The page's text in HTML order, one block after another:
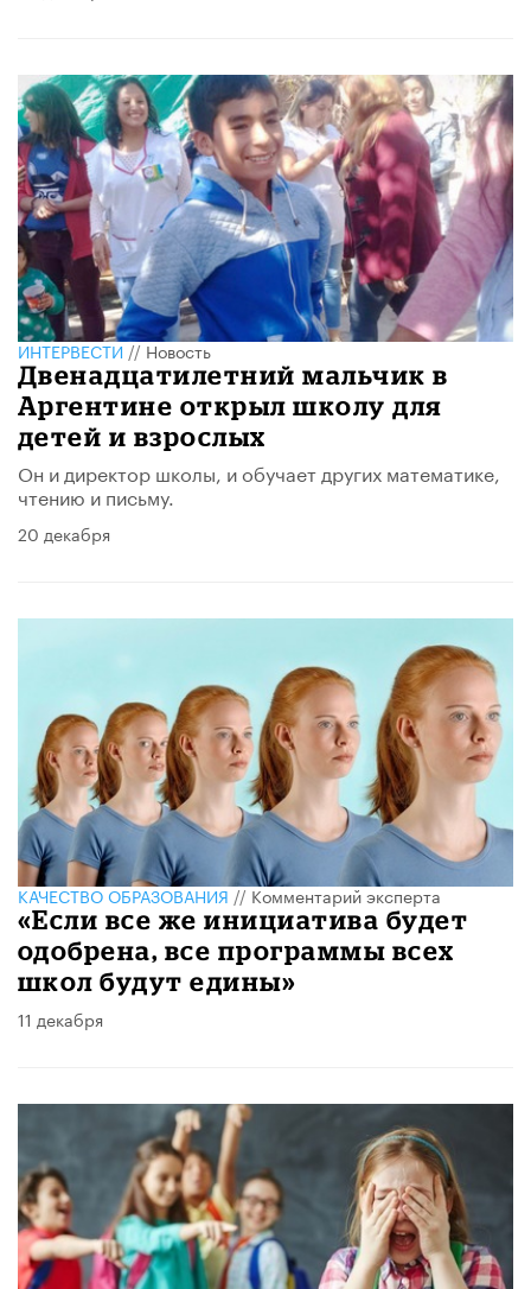
ИНТЕРВЕСТИ//Новость
Двенадцатилетний мальчик в
Аргентине открыл школу для
детей и взрослых
Он и директор школы, и обучает других математике,
чтению и письму.
20 декабря
КАЧЕСТВО ОБРАЗОВАНИЯ//Комментарий эксперта
«Если все же инициатива будет
одобрена, все программы всех
школ будут едины»
11 декабря